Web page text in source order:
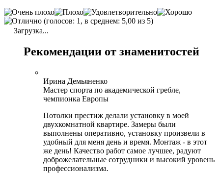
(голосов: 1, в среднем: 5,00 из 5)
Загрузка...
Рекомендации от знаменитостей
Ирина Демьяненко
Мастер спорта по академической гребле,
чемпионка Европы
Потолки престиж делали установку в моей
двухкомнатной квартире. Замеры были
выполнены оперативно, установку произвели в
удобный для меня день и время. Монтаж - в этот
же день! Качество работ самое лучшее, радуют
доброжелательные сотрудники и высокий уровень
профессионализма.